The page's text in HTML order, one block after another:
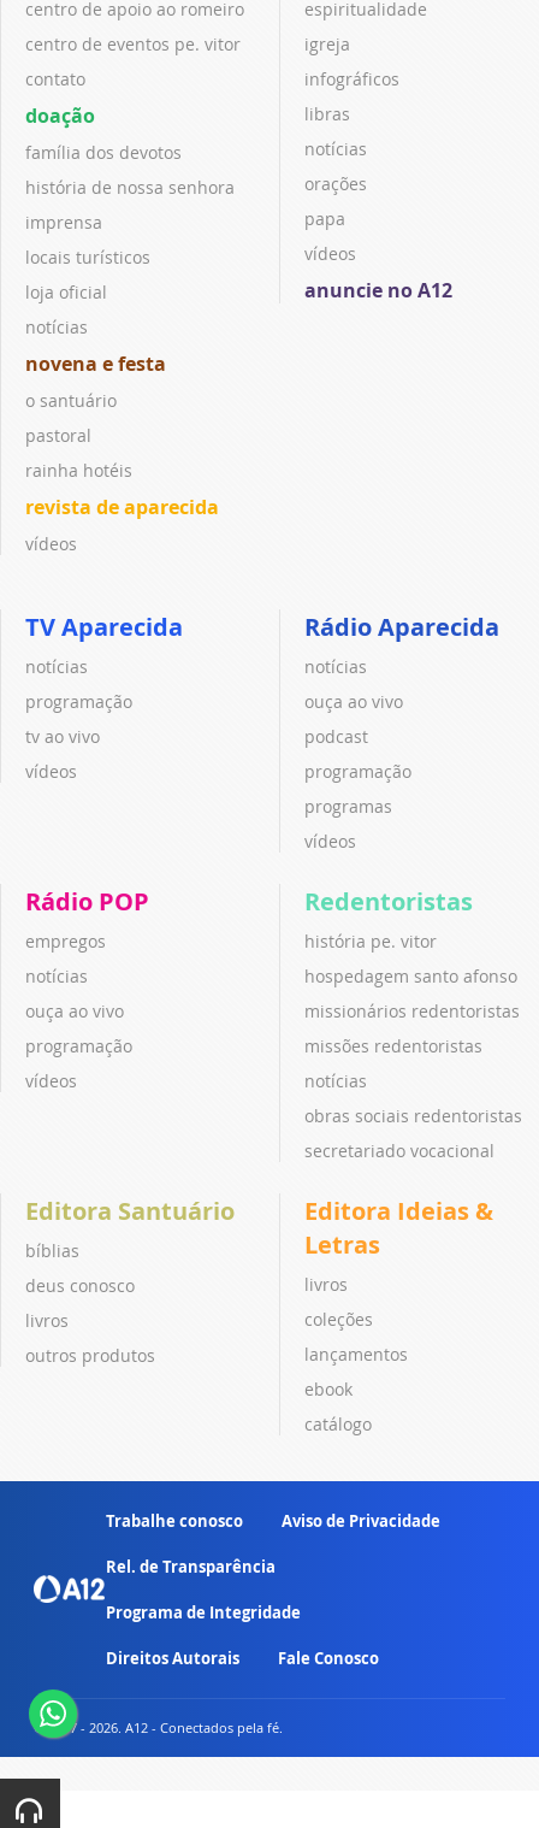
centro de apoio ao romeiro
centro de eventos pe. vitor
contato
doação
família dos devotos
história de nossa senhora
imprensa
locais turísticos
loja oficial
notícias
novena e festa
o santuário
pastoral
rainha hotéis
revista de aparecida
vídeos
espiritualidade
igreja
infográficos
libras
notícias
orações
papa
vídeos
anuncie no A12
TV Aparecida
notícias
programação
tv ao vivo
vídeos
Rádio Aparecida
notícias
ouça ao vivo
podcast
programação
programas
vídeos
Rádio POP
empregos
notícias
ouça ao vivo
programação
vídeos
Redentoristas
história pe. vitor
hospedagem santo afonso
missionários redentoristas
missões redentoristas
notícias
obras sociais redentoristas
secretariado vocacional
Editora Santuário
bíblias
deus conosco
livros
outros produtos
Editora Ideias &
Letras
livros
coleções
lançamentos
ebook
catálogo
Trabalhe conosco Aviso de Privacidade
Rel. de Transparência
Programa de Integridade
Direitos Autorais Fale Conosco
© 2007 - 2026. A12 - Conectados pela fé.